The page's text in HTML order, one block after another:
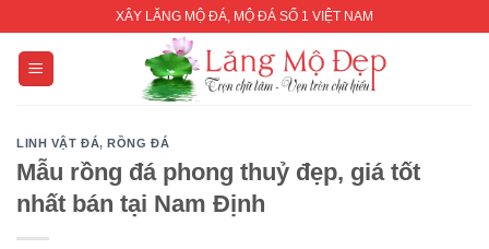
content
XÂY LĂNG MỘ ĐÁ, MỘ ĐÁ SỐ 1 VIỆT NAM
LINH VẬT ĐÁ,RỒNG ĐÁ
Mẫu rồng đá phong thuỷ đẹp, giá tốt
nhất bán tại Nam Định